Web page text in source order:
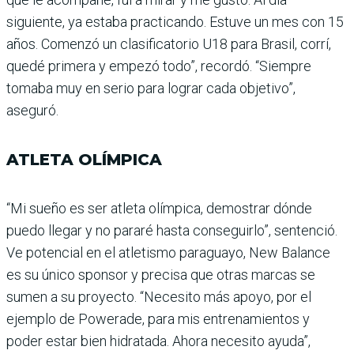
siguiente, ya estaba practicando. Estuve un mes con 15
años. Comenzó un clasificatorio U18 para Brasil, corrí,
quedé primera y empezó todo”, recordó. “Siempre
tomaba muy en serio para lograr cada objetivo”,
aseguró.
ATLETA OLÍMPICA
“Mi sueño es ser atleta olímpica, demostrar dónde
puedo llegar y no pararé hasta conseguirlo”, sentenció.
Ve potencial en el atletismo paraguayo, New Balance
es su único sponsor y precisa que otras marcas se
sumen a su proyecto. “Necesito más apoyo, por el
ejemplo de Powerade, para mis entrenamientos y
poder estar bien hidratada. Ahora necesito ayuda”,